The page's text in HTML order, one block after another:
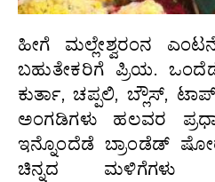
ಹೀಗೆ ಮಲ್ಲೇಶ್ವರಂನ
ಬಹುತೇಕರಿಗೆ ಪ್ರಿಯ.
ಕುರ್ತಾ, ಚಪ್ಪಲಿ, ಬ್ಲೌಸ್,
ಅಂಗಡಿಗಳು ಹಲವರ
ಇನ್ನೊಂದೆಡೆ ಬ್ರಾಂಡೆಡ್
ಚಿನ್ನದ ಮಳಿಗೆಗಳು